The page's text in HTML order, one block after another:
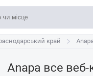
край
край Anapa
Anapa все